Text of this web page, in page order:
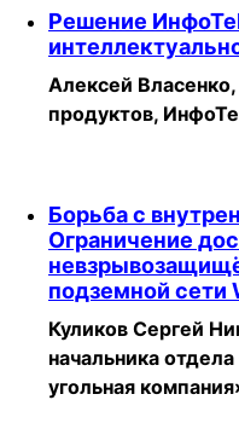
Решение
Алексей
продуктов,
Борьба с
Ограничение
подземной сети
Куликов Сергей
начальника
угольная